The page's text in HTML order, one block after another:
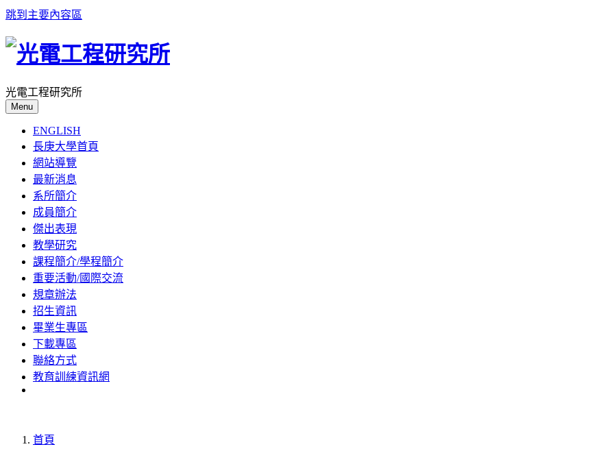
跳到主要內容區
光電工程研究所
Menu
ENGLISH
長庚大學首頁
網站導覽
最新消息
系所簡介
成員簡介
傑出表現
教學研究
課程簡介/學程簡介
重要活動/國際交流
規章辦法
招生資訊
畢業生專區
下載專區
聯絡方式
教育訓練資訊網
首頁